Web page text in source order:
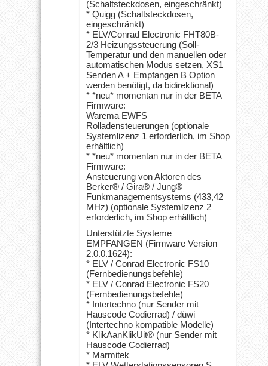
(Schaltsteckdosen, eingeschränkt)
* Quigg (Schaltsteckdosen,
eingeschränkt)
* ELV/Conrad Electronic FHT80B-
2/3 Heizungssteuerung (Soll-
Temperatur und den manuellen oder
automatischen Modus setzen, XS1
Senden A + Empfangen B Option
werden benötigt, da bidirektional)
* *neu* momentan nur in der BETA
Firmware:
Warema EWFS
Rolladensteuerungen (optionale
Systemlizenz 1 erforderlich, im Shop
erhältlich)
* *neu* momentan nur in der BETA
Firmware:
Ansteuerung von Aktoren des
Berker® / Gira® / Jung®
Funkmanagementsystems (433,42
MHz) (optionale Systemlizenz 2
erforderlich, im Shop erhältlich)
Unterstützte Systeme
EMPFANGEN (Firmware Version
2.0.0.1624):
* ELV / Conrad Electronic FS10
(Fernbedienungsbefehle)
* ELV / Conrad Electronic FS20
(Fernbedienungsbefehle)
* Intertechno (nur Sender mit
Hauscode Codierrad) / düwi
(Intertechno kompatible Modelle)
* KlikAanKlikUit® (nur Sender mit
Hauscode Codierrad)
* Marmitek